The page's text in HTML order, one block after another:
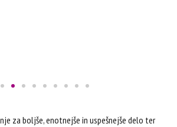
za boljše, enotnejše in uspešnejše delo ter